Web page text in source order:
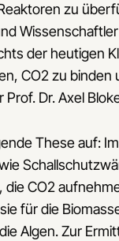
zu
der heutigen
CO2 zu
Dr. Axel
These auf:
CO2
für die
Algen. Zur